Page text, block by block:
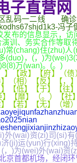
子直营网
乱码一二线 确诊
冯
的信息显示，访
演训、务实合作
(chang)住(zhu)
(duo)，(，)为
万(wan)。(。)
【政】【府】（债
（相）【反】【
【低】【于】【
【靡】（。）【
【若】【无】（
资(zi)司(si)有
(ji)运(yun)行(xing)
)为(wei)外(wai)
都机场，经闭环